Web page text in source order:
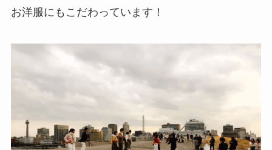
お洋服にもこだわっています！